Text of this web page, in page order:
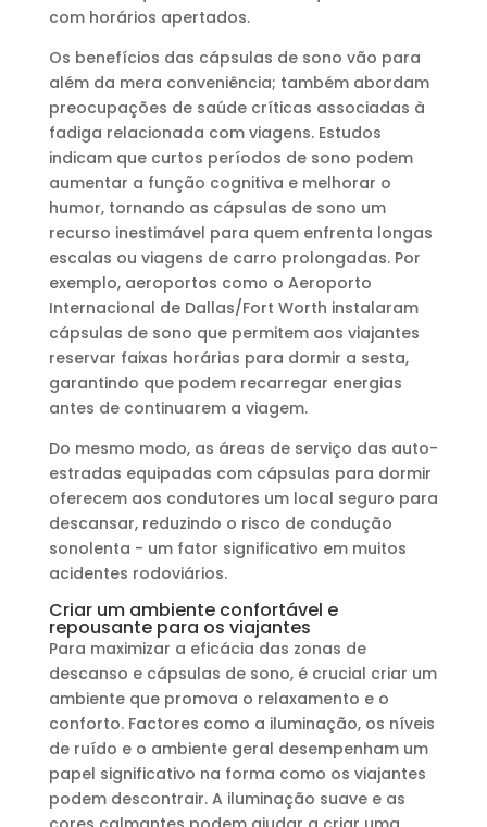
com horários apertados.
Os benefícios das cápsulas de sono vão para
além da mera conveniência; também abordam
preocupações de saúde críticas associadas à
fadiga relacionada com viagens. Estudos
indicam que curtos períodos de sono podem
aumentar a função cognitiva e melhorar o
humor, tornando as cápsulas de sono um
recurso inestimável para quem enfrenta longas
escalas ou viagens de carro prolongadas. Por
exemplo, aeroportos como o Aeroporto
Internacional de Dallas/Fort Worth instalaram
cápsulas de sono que permitem aos viajantes
reservar faixas horárias para dormir a sesta,
garantindo que podem recarregar energias
antes de continuarem a viagem.
Do mesmo modo, as áreas de serviço das auto-
estradas equipadas com cápsulas para dormir
oferecem aos condutores um local seguro para
descansar, reduzindo o risco de condução
sonolenta - um fator significativo em muitos
acidentes rodoviários.
Criar um ambiente confortável e
repousante para os viajantes
Para maximizar a eficácia das zonas de
descanso e cápsulas de sono, é crucial criar um
ambiente que promova o relaxamento e o
conforto. Factores como a iluminação, os níveis
de ruído e o ambiente geral desempenham um
papel significativo na forma como os viajantes
podem descontrair. A iluminação suave e as